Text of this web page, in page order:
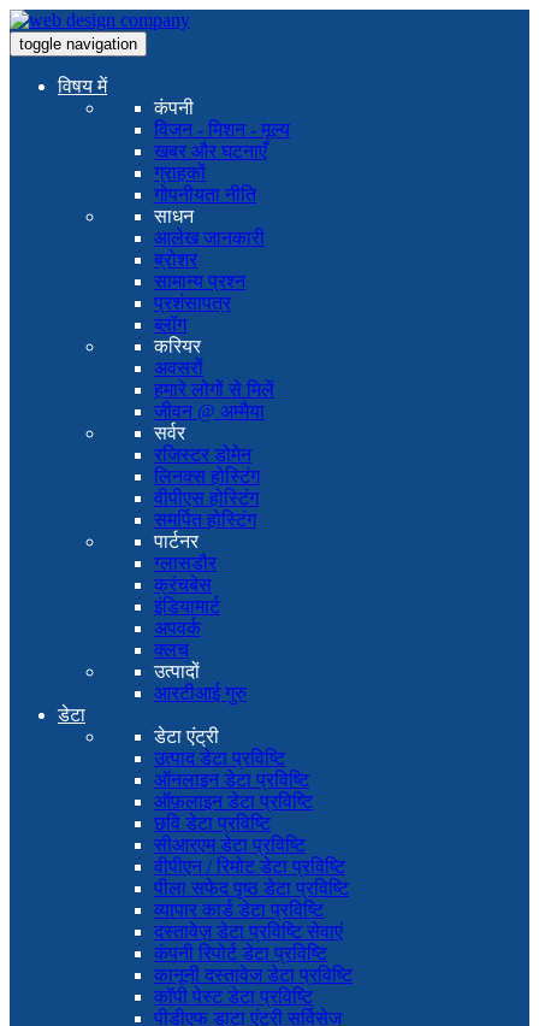
toggle navigation
विषय में
कंपनी
विजन - मिशन - मूल्य
खबर और घटनाएँ
ग्राहकों
गोपनीयता नीति
साधन
आलेख जानकारी
ब्रोशर
सामान्य प्रश्न
प्रशंसापत्र
ब्लॉग
करियर
अवसरों
हमारे लोगों से मिलें
जीवन @ अम्मैया
सर्वर
रजिस्टर डोमेन
लिनक्स होस्टिंग
वीपीएस होस्टिंग
समर्पित होस्टिंग
पार्टनर
ग्लासडौर
क्रंचबेस
इंडियामार्ट
अपवर्क
क्लच
उत्पादों
आरटीआई गुरु
डेटा
डेटा एंट्री
उत्पाद डेटा प्रविष्टि
ऑनलाइन डेटा प्रविष्टि
ऑफ़लाइन डेटा प्रविष्टि
छवि डेटा प्रविष्टि
सीआरएम डेटा प्रविष्टि
वीपीएन / रिमोट डेटा प्रविष्टि
पीला सफेद पृष्ठ डेटा प्रविष्टि
व्यापार कार्ड डेटा प्रविष्टि
दस्तावेज़ डेटा प्रविष्टि सेवाएं
कंपनी रिपोर्ट डेटा प्रविष्टि
कानूनी दस्तावेज डेटा प्रविष्टि
कॉपी पेस्ट डेटा प्रविष्टि
पीडीएफ डाटा एंट्री सर्विसेज